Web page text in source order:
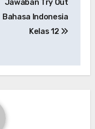
Jawaban Try Out
Bahasa Indonesia
Kelas 12